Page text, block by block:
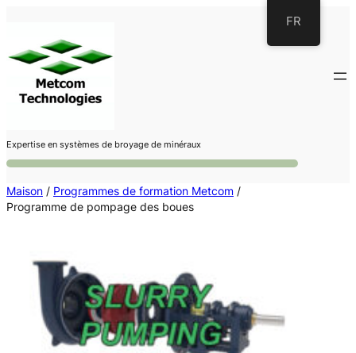
contenu
Expertise en systèmes de broyage de minéraux
Maison / Programmes de formation Metcom /
Programme de pompage des boues
FR